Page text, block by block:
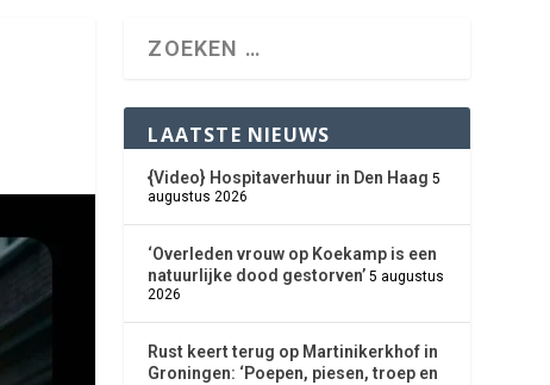
LAATSTE NIEUWS
{Video} Hospitaverhuur in Den Haag 5
augustus 2026
‘Overleden vrouw op Koekamp is een
natuurlijke dood gestorven’ 5 augustus
2026
Rust keert terug op Martinikerkhof in
Groningen: ‘Poepen, piesen, troep en